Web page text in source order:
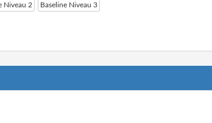
Niveau 2 Baseline Niveau 3